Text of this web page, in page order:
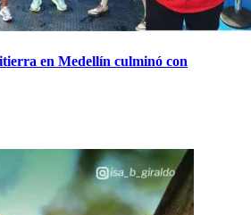
en Medellín culminó con